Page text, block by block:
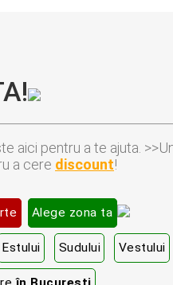
aici pentru a te ajuta.
a cere discount!
Alege zona ta
Estului Sudului Vestului